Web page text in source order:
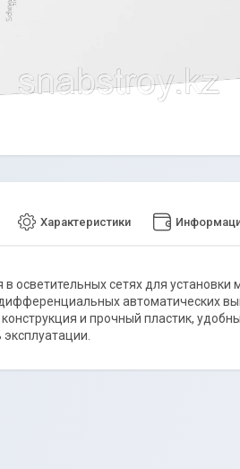
Характеристики
в осветительных сетях для
автоматических
и прочный пластик,